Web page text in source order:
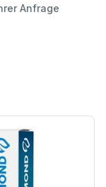
Anfrage